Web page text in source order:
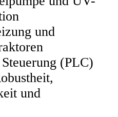
und
(PLC)
und